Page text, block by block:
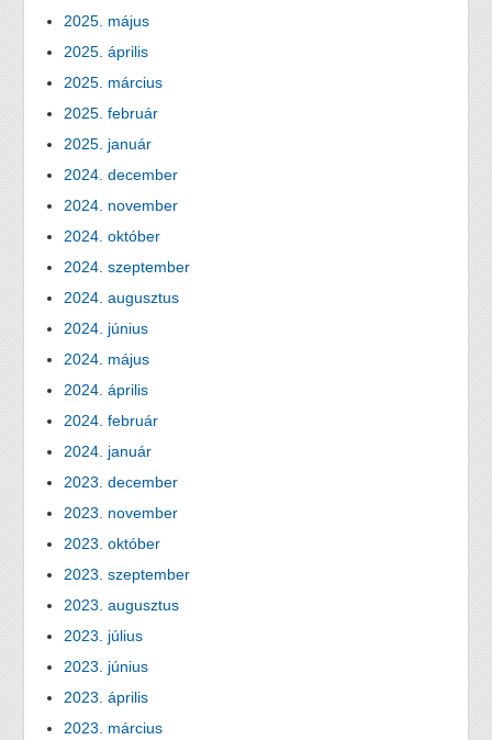
2025. május
2025. április
2025. március
2025. február
2025. január
2024. december
2024. november
2024. október
2024. szeptember
2024. augusztus
2024. június
2024. május
2024. április
2024. február
2024. január
2023. december
2023. november
2023. október
2023. szeptember
2023. augusztus
2023. július
2023. június
2023. április
2023. március